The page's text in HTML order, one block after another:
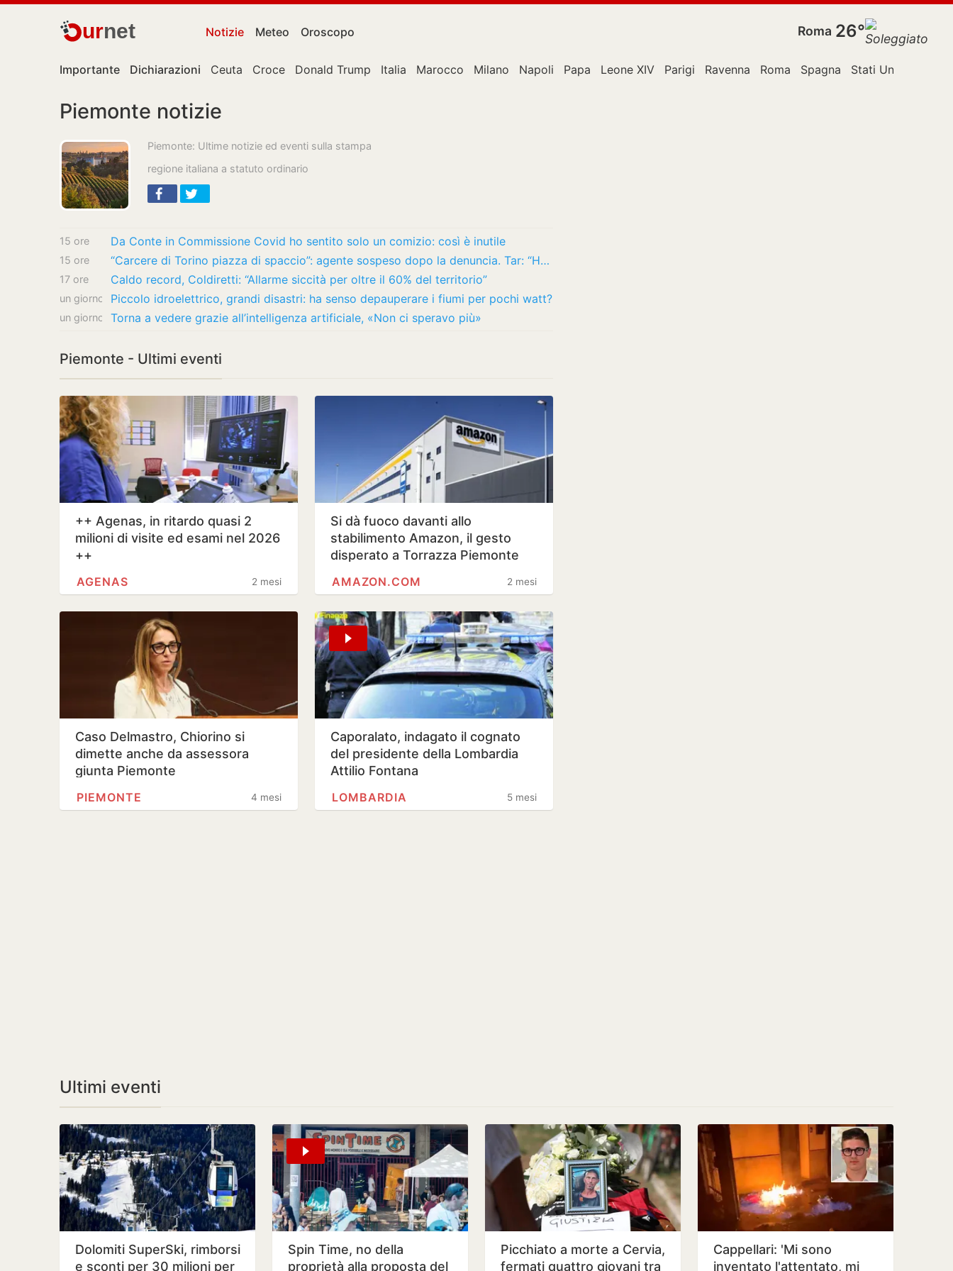
urnet Notizie Meteo Oroscopo Roma 26°
Importante Dichiarazioni Ceuta Croce Donald Trump Italia Marocco Milano Napoli Papa Leone XIV Parigi Ravenna Roma Spagna Stati Uniti
Piemonte notizie
Piemonte: Ultime notizie ed eventi sulla stampa
regione italiana a statuto ordinario
15 ore Da Conte in Commissione Covid ho sentito solo un comizio: così è inutile
15 ore “Carcere di Torino piazza di spaccio”: agente sospeso dopo la denuncia. Tar: “Ha violato…
17 ore Caldo record, Coldiretti: “Allarme siccità per oltre il 60% del territorio”
un giorno Piccolo idroelettrico, grandi disastri: ha senso depauperare i fiumi per pochi watt?
un giorno Torna a vedere grazie all’intelligenza artificiale, «Non ci speravo più»
Piemonte - Ultimi eventi
++ Agenas, in ritardo quasi 2
milioni di visite ed esami nel 2026
++
2 mesi
AGENAS
Si dà fuoco davanti allo
stabilimento Amazon, il gesto
disperato a Torrazza Piemonte
2 mesi
AMAZON.COM
Caso Delmastro, Chiorino si
dimette anche da assessora
giunta Piemonte
4 mesi
PIEMONTE
Caporalato, indagato il cognato
del presidente della Lombardia
Attilio Fontana
5 mesi
LOMBARDIA
Ultimi eventi
Dolomiti SuperSki, rimborsi
e sconti per 30 milioni per
Spin Time, no della
proprietà alla proposta del
Picchiato a morte a Cervia,
fermati quattro giovani tra
Cappellari: 'Mi sono
inventato l'attentato, mi